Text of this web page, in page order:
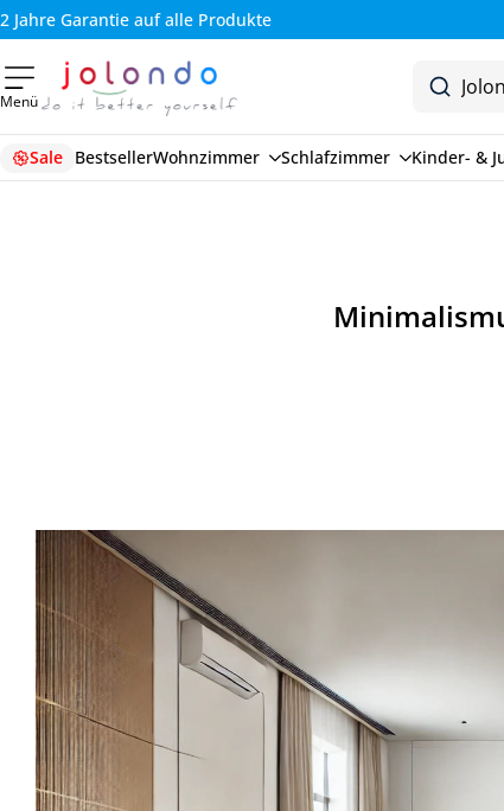
2 Jahre Garantie auf alle Produkte
Menü
Sale BestsellerWohnzimmer Schlafzimmer Kinder- &